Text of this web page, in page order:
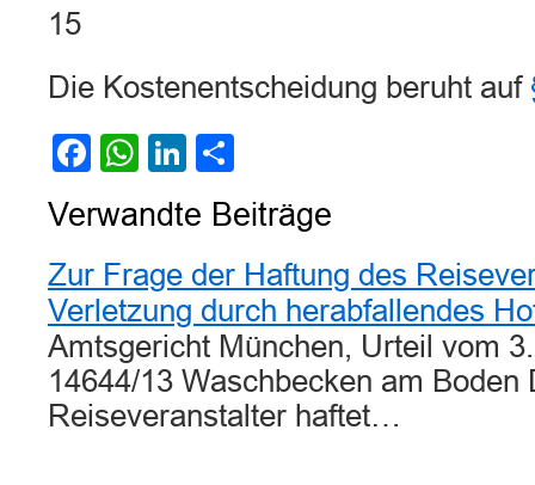
15
Die Kostenentscheidung beruht auf
Facebook
WhatsApp
LinkedIn
Verwandte Beiträge
Zur Frage der Haftung des
Verletzung durch herabfallendes
Amtsgericht München, Urteil vom
14644/13 Waschbecken am Boden
Reiseveranstalter haftet…